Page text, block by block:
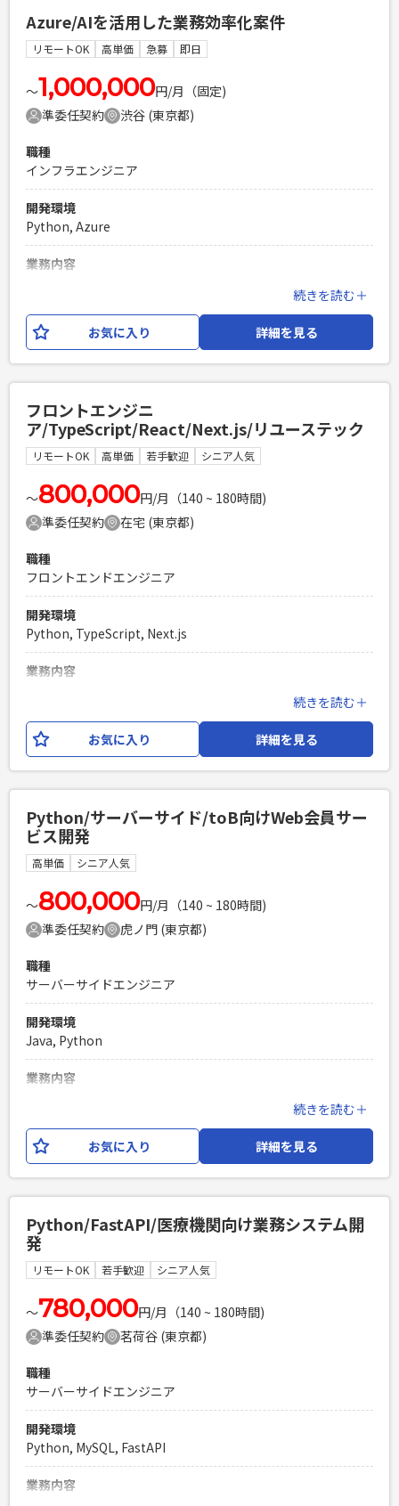
・開発全体を一人称でリードした経験 ・GCPもしくはAWSで
のインフラ設計構築 ・10名弱規模のマネジメント経験
PHPを用いたWebサービスの開発経験4年以上
Laravelを用いた開発経験1年以上
エンジニア複数人のチームでの開発経験
発・運用経験 ・ReactまたはVueを用いたフロントエンド開発
経験 ・TypeScriptを用いた開発経験 ・FastAPI等のフレーム
ワークを利用したPython開発経験 [ミドル〜シニアの方] ・顧
客との仕様調整や設計から対応できる ・
LLM（AWS/Azure/Bedrock/Claudeなど）のAPI活用経験 ・プ
ロンプト設計、LLM出力の評価、改善の実務経験 ・Pythonを
み込んだWebアプリケーションの設計・実装経験
Laravelを用いた開発経験1年以上
エンジニア複数人のチームでの開発経験
Azure/AIを活用した業務効率化案件
リモートOK 高単価 急募 即日
〜1,000,000円/月（固定)
準委任契約
渋谷 (東京都)
職種
インフラエンジニア
開発環境
Python, Azure
業務内容
が推進されております。 インフラの設計・構築経験があ
り、AI活用のアイディア・方針に沿って実際の開発業務を担っ
て頂ける方を募集しております。
構築経験 ・RAG環境構築の経験（社内情報の検索性向上） ・
Pythonの経験 ・AIエージェント実装の経験（業務タスクの自
動化）※コーディングも可能 ・OpenAIやGeminiの活用経験
Laravelを用いた開発経験1年以上
エンジニア複数人のチームでの開発経験
続きを読む＋
お気に入り 詳細を見る
フロントエンジニ
ア/TypeScript/React/Next.js/リユーステック
リモートOK 高単価 若手歓迎 シニア人気
〜800,000円/月（140 ~ 180時間)
準委任契約
在宅 (東京都)
職種
フロントエンドエンジニア
開発環境
Python, TypeScript, Next.js
業務内容
の開発となります。 現在Rails,jQuey,CSSなどでできているフ
ロント側を、新しくTypeScript,React,Next.jsで構築いたしま
す。 メインはフロント側の開発をお願いすることになります
必須スキル
・TypeScript,React,Next.jsでのフロント開発経験（4年以
上） ・基本設計の経験 ・ゼロからFE開発を主導できる方
PHPを用いたWebサービスの開発経験4年以上
Laravelを用いた開発経験1年以上
エンジニア複数人のチームでの開発経験
続きを読む＋
お気に入り 詳細を見る
Python/サーバーサイド/toB向けWeb会員サー
ビス開発
高単価 シニア人気
〜800,000円/月（140 ~ 180時間)
準委任契約
虎ノ門 (東京都)
職種
サーバーサイドエンジニア
開発環境
Java, Python
業務内容
ーアルプロジェクトです。 本案件では、Pythonを用いたサー
バーサイド開発をご担当いただきます。 顧客から提示された
改修内容をもとに要件を理解し、設計書の作成から開発、 テ
後は追加機能開発にも継続的にご参画いただく予定です。
必須スキル
・Pythonを使用したWebアプリケーションの開発経験（2年
以上） ※金融系などの固い業務システム開発のご経験ばかり
の方はミスマッチです。
PHPを用いたWebサービスの開発経験4年以上
Laravelを用いた開発経験1年以上
エンジニア複数人のチームでの開発経験
続きを読む＋
お気に入り 詳細を見る
Python/FastAPI/医療機関向け業務システム開
発
リモートOK 若手歓迎 シニア人気
〜780,000円/月（140 ~ 180時間)
準委任契約
茗荷谷 (東京都)
職種
サーバーサイドエンジニア
開発環境
Python, MySQL, FastAPI
業務内容